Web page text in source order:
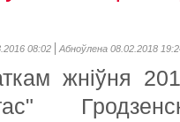
08:02 Абноўлена 08.02.2018
жніўня